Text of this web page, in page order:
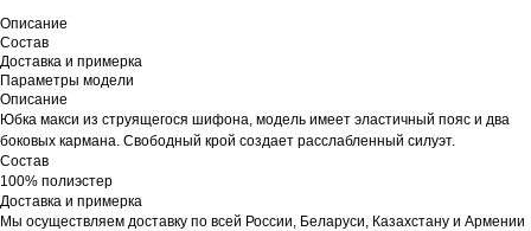
Описание
Состав
Доставка и примерка
Параметры модели
Описание
Юбка макси из струящегося шифона, модель имеет эластичный пояс и два
боковых кармана. Свободный крой создает расслабленный силуэт.
Состав
100% полиэстер
Доставка и примерка
Мы осуществляем доставку по всей России, Беларуси, Казахстану и Армении